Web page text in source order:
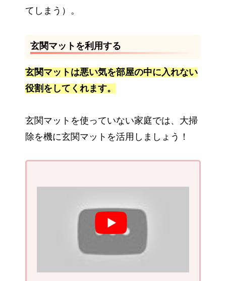
てしまう）。
玄関マットを利用する
玄関マットは悪い気を部屋の中に入れない
役割をしてくれます。
玄関マットを使っていない家庭では、大掃
除を機に玄関マットを活用しましょう！